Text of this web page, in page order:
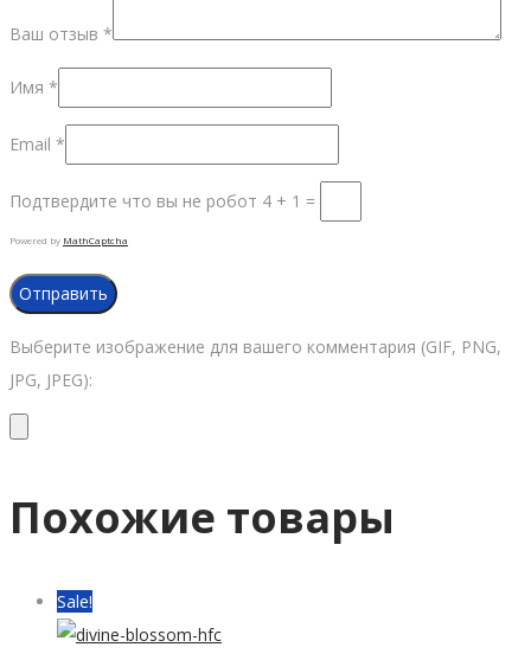
Ваш отзыв *
Имя *
Email *
Подтвердите что вы не робот 4 + 1 =
Powered by MathCaptcha
Выберите изображение для вашего комментария (GIF, PNG,
JPG, JPEG):
Похожие товары
Sale!